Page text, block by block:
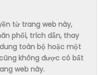
từ trang web này,
phối, trích dẫn, thay
toàn bộ hoặc một
không được có bất
web này.